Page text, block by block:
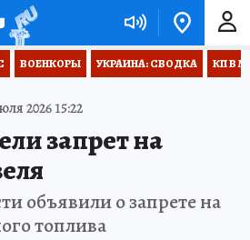
ВОЕНКОРЫ УКРАИНА: СВОДКА КП В
2026 15:22
запрет на
объявили о запрете на
топлива